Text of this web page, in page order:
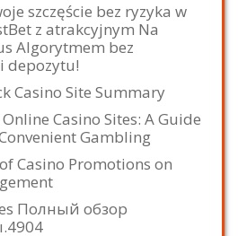
szczęście bez ryzyka w
z atrakcyjnym Na
Algorytmem bez
depozytu!
Casino Site Summary
Casino Sites: A Guide
Gambling
Casino Promotions on
Полный обзор